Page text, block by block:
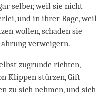
selber, weil sie nicht
und in ihrer Rage, weil
wollen, schaden sie
verweigern.
zugrunde richten,
Klippen stürzen, Gift
zu sich nehmen, und sich